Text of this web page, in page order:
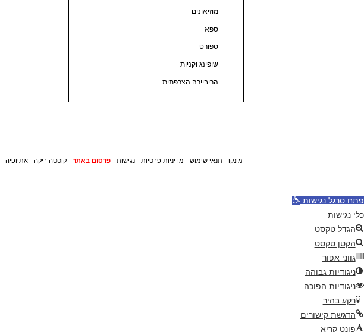
מוזיאונים
ספא
ספורט
שופינג וקניות
הריביירה הצרפתית
מונקו - תנאי שימוש - מדיניות פרטיות - נגישות - פרסום באתר - קוסטה ריקה - אתיופיה -
פתח סרגל נגישות
כלי נגישות
הגדל טקסט
הקטן טקסט
גווני אפור
ניגודיות גבוהה
ניגודיות הפוכה
רקע בהיר
הדגשת קישורים
פונט קריא